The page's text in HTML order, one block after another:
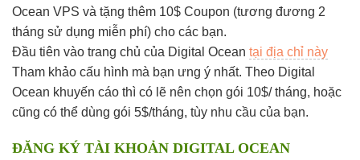
Ocean VPS và tặng thêm 10$ Coupon (tương đương 2
tháng sử dụng miễn phí) cho các bạn.
Đầu tiên vào trang chủ của Digital Ocean tại địa chỉ này
Tham khảo cấu hình mà bạn ưng ý nhất. Theo Digital
Ocean khuyến cáo thì có lẽ nên chọn gói 10$/ tháng, hoặc
cũng có thể dùng gói 5$/tháng, tùy nhu cầu của bạn.
ĐĂNG KÝ TÀI KHOẢN DIGITAL OCEAN